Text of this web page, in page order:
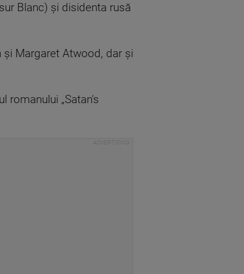
Blanc) şi disidenta rusă
şi Margaret Atwood, dar şi
romanului „Satan's